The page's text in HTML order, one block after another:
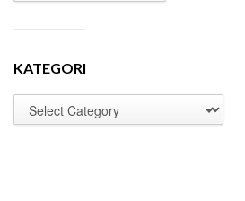
KATEGORI